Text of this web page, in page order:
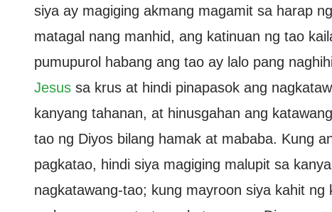
siya ay magiging akmang magamit sa harap
matagal nang manhid, ang katinuan ng tao
pumupurol habang ang tao ay lalo pang
Jesus sa krus at hindi pinapasok ang
kanyang tahanan, at hinusgahan ang
tao ng Diyos bilang hamak at mababa. Kung
pagkatao, hindi siya magiging malupit sa
nagkatawang-tao; kung mayroon siya kahit